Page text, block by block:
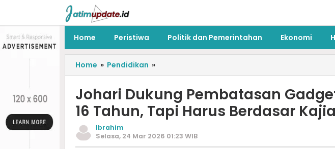
Home Peristiwa Politik dan Pemerintahan Ekonomi
Home » Pendidikan »
Johari Dukung Pembatasan
16 Tahun, Tapi Harus Berdasar
Ibrahim
Selasa, 24 Mar 2026 01:23 WIB